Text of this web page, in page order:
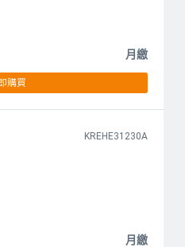
月繳
購買
KREHE31230A
月繳